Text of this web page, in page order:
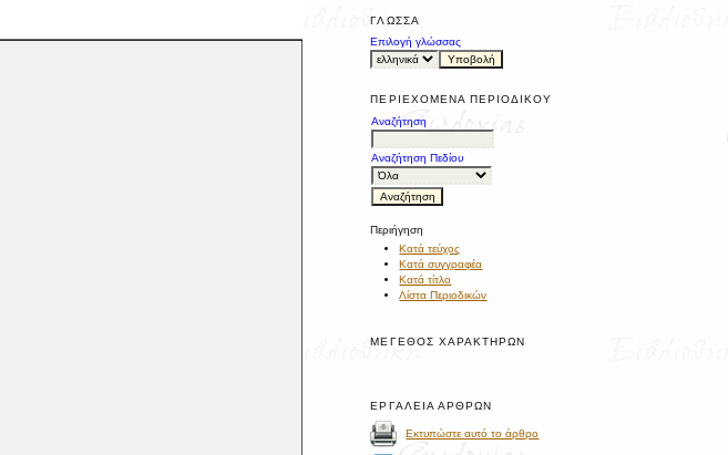
ΓΛΏΣΣΑ
Επιλογή γλώσσας
ΠΕΡΙΕΧΌΜΕΝΑ ΠΕΡΙΟΔΙΚΟΎ
Αναζήτηση
Αναζήτηση Πεδίου
Περιήγηση
Κατά τεύχος
Κατά συγγραφέα
Κατά τίτλο
Λίστα Περιοδικών
ΜΈΓΕΘΟΣ ΧΑΡΑΚΤΉΡΩΝ
ΕΡΓΑΛΕΊΑ ΆΡΘΡΩΝ
Εκτυπώστε αυτό το άρθρο